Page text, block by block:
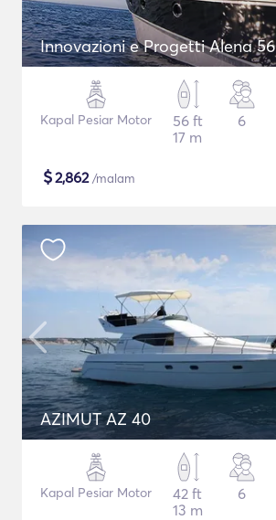
Innovazioni e Progetti Alena 56
Kapal Pesiar Motor
56 ft
17 m
6
$2,862/malam
AZIMUT AZ 40
Kapal Pesiar Motor
42 ft
13 m
6